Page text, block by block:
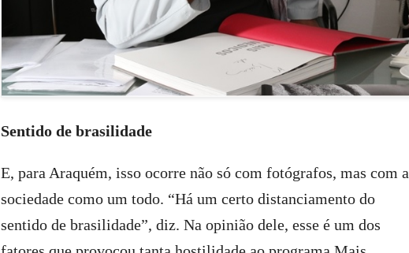
Sentido de brasilidade
E, para Araquém, isso ocorre não só com fotógrafos, mas com a
sociedade como um todo. “Há um certo distanciamento do
sentido de brasilidade”, diz. Na opinião dele, esse é um dos